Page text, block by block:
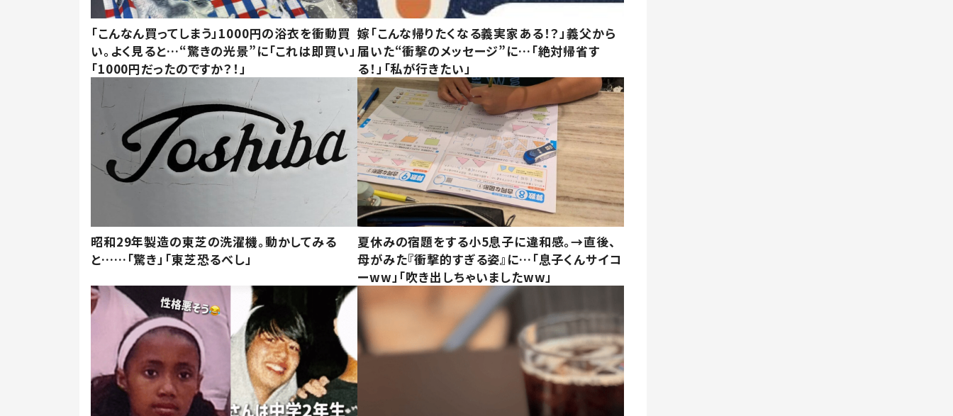
「こんなん買ってしまう」1000円の浴衣を衝動買
い。よく見ると…“驚きの光景”に「これは即買い」
「1000円だったのですか？！」
嫁「こんな帰りたくなる義実家ある！？」義父から
届いた“衝撃のメッセージ”に…「絶対帰省す
る！」「私が行きたい」
昭和29年製造の東芝の洗濯機。動かしてみる
と……「驚き」「東芝恐るべし」
夏休みの宿題をする小5息子に違和感。→直後、
母がみた『衝撃的すぎる姿』に…「息子くんサイコ
ーww」「吹き出しちゃいましたww」